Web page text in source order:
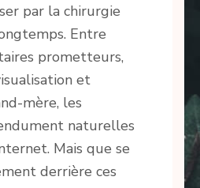
par la chirurgie
Entre
prometteurs,
et
mère, les
naturelles
Mais que se
derrière ces